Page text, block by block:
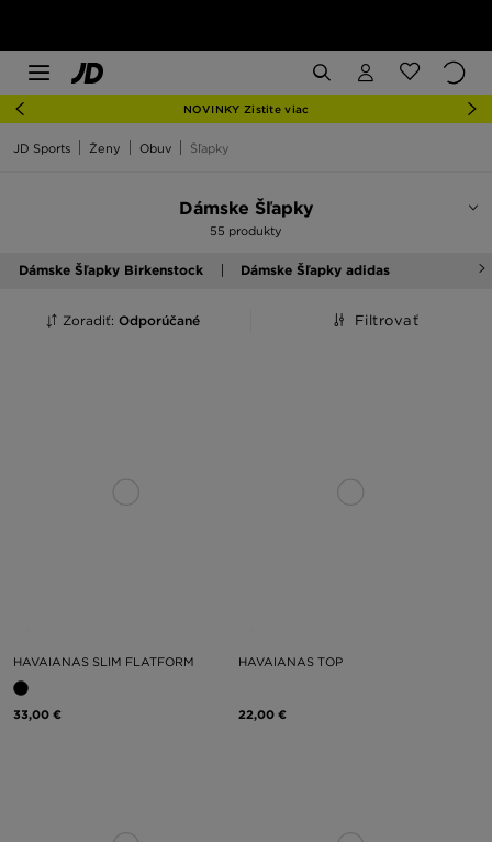
NOVINKY Zistite viac
JD Sports Ženy Obuv Šľapky
Dámske Šľapky
55 produkty
Dámske Šľapky Birkenstock Dámske Šľapky adidas
Zoradiť: Odporúčané Filtrovať
HAVAIANAS SLIM FLATFORM
33,00 €
HAVAIANAS TOP
22,00 €